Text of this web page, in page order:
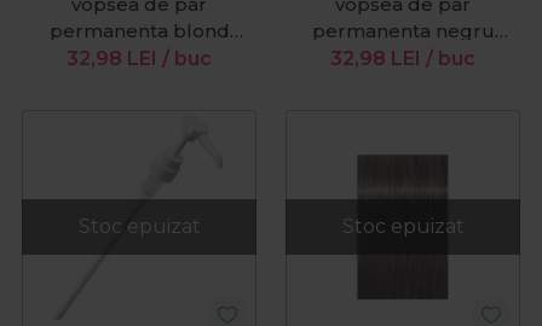
permanenta blond
inchis extra rosu 6.66x
32,98 LEI / buc
permanenta negru
natural 1.0 60 ml
32,98 LEI / buc
Stoc epuizat Stoc epuizat